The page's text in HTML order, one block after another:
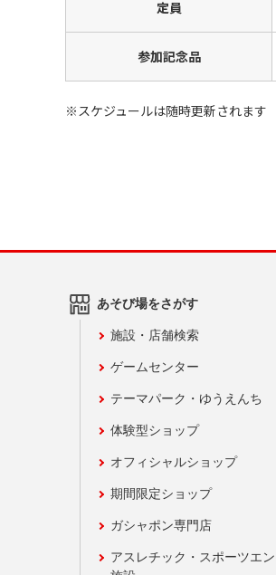
定員
参加記念品
※スケジュールは随時更新されます
あそび場をさがす
施設・店舗検索
ゲームセンター
テーマパーク・ゆうえんち
体験型ショップ
オフィシャルショップ
期間限定ショップ
ガシャポン専門店
アスレチック・スポーツエ